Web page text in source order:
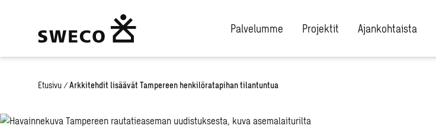
Palvelumme Projektit Ajankohtaista
Etusivu / Arkkitehdit lisäävät Tampereen henkilöratapihan tilantuntua